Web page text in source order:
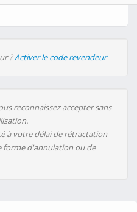
?Activer le code revendeur
reconnaissez accepter sans
à votre délai de rétractation
forme d'annulation ou de